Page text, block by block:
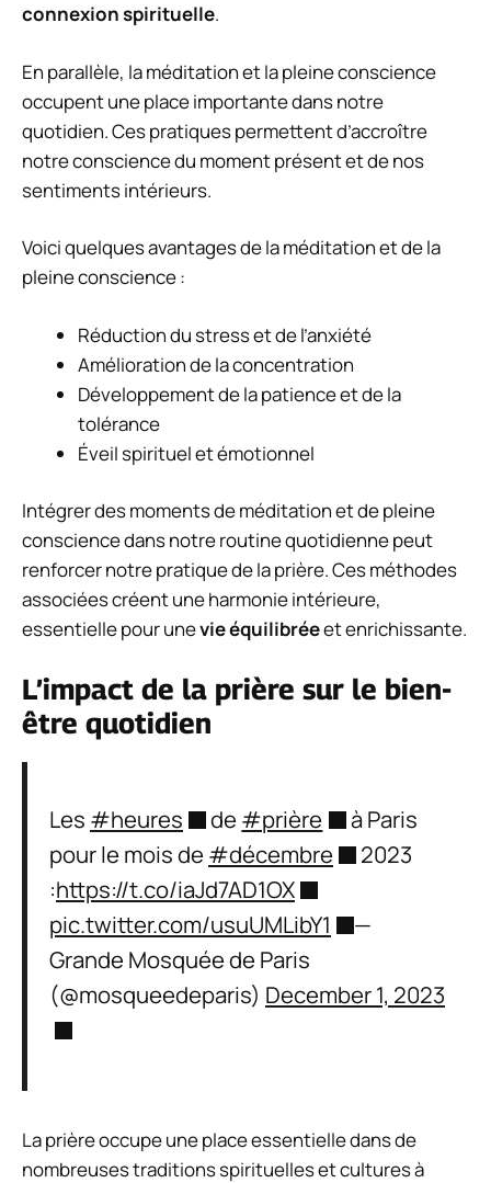
connexion spirituelle.
En parallèle, la méditation et la pleine conscience
occupent une place importante dans notre
quotidien. Ces pratiques permettent d’accroître
notre conscience du moment présent et de nos
sentiments intérieurs.
Voici quelques avantages de la méditation et de la
pleine conscience :
Réduction du stress et de l’anxiété
Amélioration de la concentration
Développement de la patience et de la
tolérance
Éveil spirituel et émotionnel
Intégrer des moments de méditation et de pleine
conscience dans notre routine quotidienne peut
renforcer notre pratique de la prière. Ces méthodes
associées créent une harmonie intérieure,
essentielle pour unevie équilibréeet enrichissante.
L’impact de la prière sur le bien-
être quotidien
Les #heures de #prière
à Paris
pour le mois de #décembre
2023
:https://t.co/iaJd7AD1OX
pic.twitter.com/usuUMLibY1
—
Grande Mosquée de Paris
(@mosqueedeparis) December 1, 2023
La prière occupe une place essentielle dans de
nombreuses traditions spirituelles et cultures à